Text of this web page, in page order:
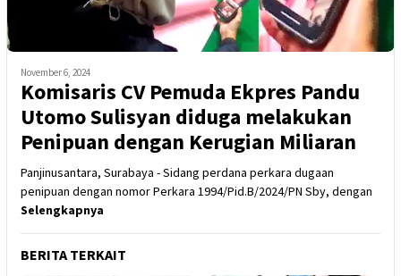
November 6, 2024
Komisaris CV Pemuda Ekpres Pandu
Utomo Sulisyan diduga melakukan
Penipuan dengan Kerugian Miliaran
Panjinusantara, Surabaya - Sidang perdana perkara dugaan
penipuan dengan nomor Perkara 1994/Pid.B/2024/PN Sby, dengan
Selengkapnya
BERITA TERKAIT